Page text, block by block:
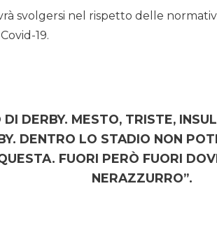
svolgersi nel rispetto delle
19.
DI DERBY. MESTO, TRISTE,
DENTRO LO STADIO NON
FUORI PERÒ FUORI
NERAZZURRO”.